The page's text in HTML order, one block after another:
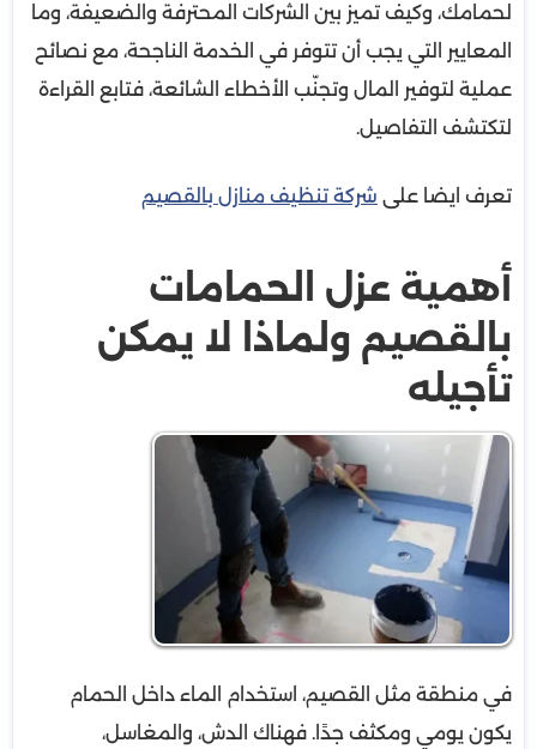
لحمامك، وكيف تميز بين الشركات المحترفة والضعيفة، وما
المعايير التي يجب أن تتوفر في الخدمة الناجحة، مع نصائح
عملية لتوفير المال وتجنّب الأخطاء الشائعة، فتابع القراءة
لتكتشف التفاصيل.
تعرف ايضا على شركة تنظيف منازل بالقصيم
أهمية عزل الحمامات
بالقصيم ولماذا لا يمكن
تأجيله
في منطقة مثل القصيم، استخدام الماء داخل الحمام
يكون يومي ومكثف جدًا. فهناك الدش، والمغاسل،